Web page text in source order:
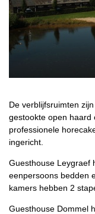
De verblijfsruimten
gestookte open haard
professionele
ingericht.
Guesthouse Leygraef
eenpersoons bedden
kamers hebben 2
Guesthouse Dommel